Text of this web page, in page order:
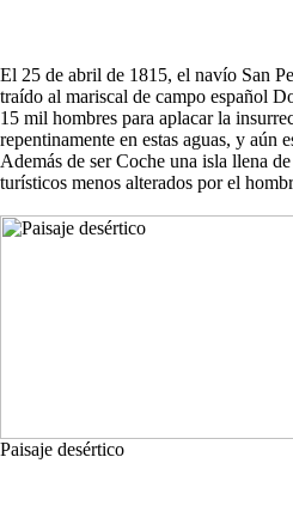
El 25 de abril de 1815, el navío San
traído al mariscal de campo español
15 mil hombres para aplacar la
repentinamente en estas aguas, y aún
Además de ser Coche una isla llena
turísticos menos alterados por el
Paisaje desértico